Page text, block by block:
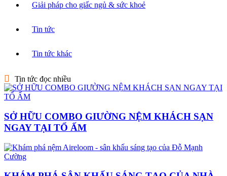
Giải pháp cho giấc ngủ & sức khoẻ
Tin tức
Tin tức khác
Tin tức đọc nhiều
SỞ HỮU COMBO GIƯỜNG NỆM KHÁCH SẠN
NGAY TẠI TỔ ẤM